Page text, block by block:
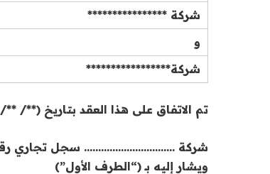
شركة ****************
و
شركة*****************
تم الاتفاق على هذا العقد بتاريخ (**/ **/ 1444هـ) الموافق (**/**/2022م) بين كل من:
ويشار إليه بـ (“الطرف الأول”)